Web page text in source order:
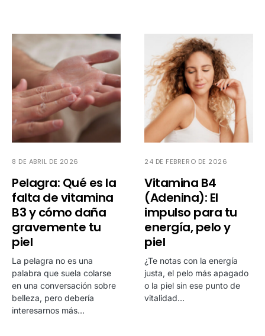
8 DE ABRIL DE 2026
Pelagra: Qué es la
falta de vitamina
B3 y cómo daña
gravemente tu
piel
La pelagra no es una
palabra que suela colarse
en una conversación sobre
belleza, pero debería
interesarnos más…
24 DE FEBRERO DE 2026
Vitamina B4
(Adenina): El
impulso para tu
energía, pelo y
piel
¿Te notas con la energía
justa, el pelo más apagado
o la piel sin ese punto de
vitalidad…